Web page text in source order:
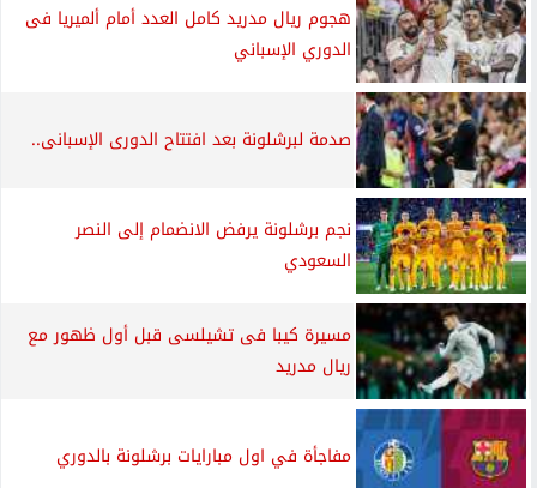
هجوم ريال مدريد كامل العدد أمام ألميريا فى
الدوري الإسباني
صدمة لبرشلونة بعد افتتاح الدورى الإسبانى..
نجم برشلونة يرفض الانضمام إلى النصر
السعودي
مسيرة كيبا فى تشيلسى قبل أول ظهور مع
ريال مدريد
مفاجأة في اول مبارايات برشلونة بالدوري